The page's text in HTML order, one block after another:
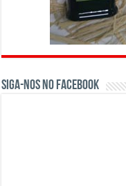
Siga-nos no Facebook